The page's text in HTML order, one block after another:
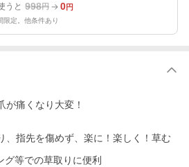
うと 998円 0円
限定。他条件あり
痛くなり大変！
、指先を傷めず、楽に！楽しく！草む
等での草取りに便利